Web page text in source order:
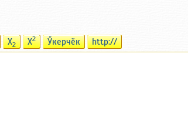
X2 X2 Ӳкерчӗк http://